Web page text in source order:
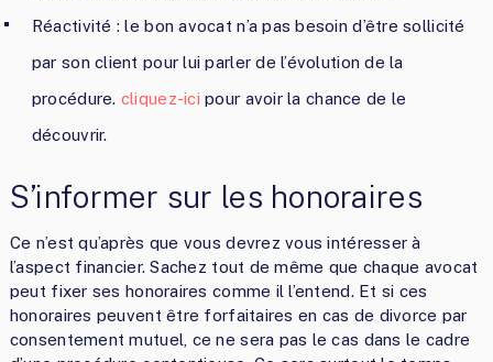
Réactivité : le bon avocat n’a pas besoin d’être sollicité
par son client pour lui parler de l’évolution de la
procédure. cliquez-ici pour avoir la chance de le
découvrir.
S’informer sur les honoraires
Ce n’est qu’après que vous devrez vous intéresser à
l’aspect financier. Sachez tout de même que chaque avocat
peut fixer ses honoraires comme il l’entend. Et si ces
honoraires peuvent être forfaitaires en cas de divorce par
consentement mutuel, ce ne sera pas le cas dans le cadre